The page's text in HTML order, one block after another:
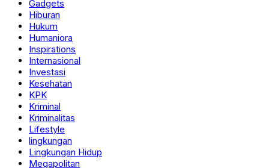
Gadgets
Hiburan
Hukum
Humaniora
Inspirations
Internasional
Investasi
Kesehatan
KPK
Kriminal
Kriminalitas
Lifestyle
lingkungan
Lingkungan Hidup
Megapolitan